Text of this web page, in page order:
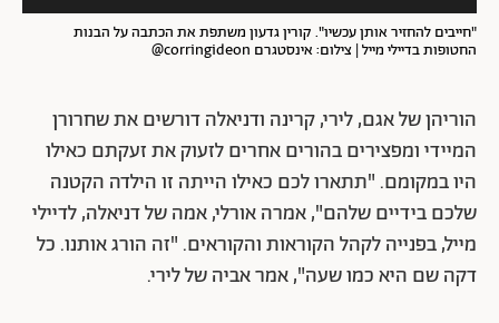
"חייבים להחזיר אותן עכשיו". קורין גדעון משתפת את הכתבה על הבנות
החטופות בדיילי מייל | צילום: אינסטגרם corringideon@
הוריהן של אגם, לירי, קרינה ודניאלה דורשים את שחרורן
המיידי ומפצירים בהורים אחרים לזעוק את זעקתם כאילו
היו במקומם. "תתארו לכם כאילו הייתה זו הילדה הקטנה
שלכם בידיים שלהם", אמרה אורלי, אמה של דניאלה, לדיילי
מייל, בפנייה לקהל הקוראות והקוראים. "זה הורג אותנו. כל
דקה שם היא כמו שעה", אמר אביה של לירי.